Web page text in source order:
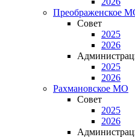
Преображенское
Совет
2025
2026
2025
2026
Рахмановское МО
Совет
2025
2026